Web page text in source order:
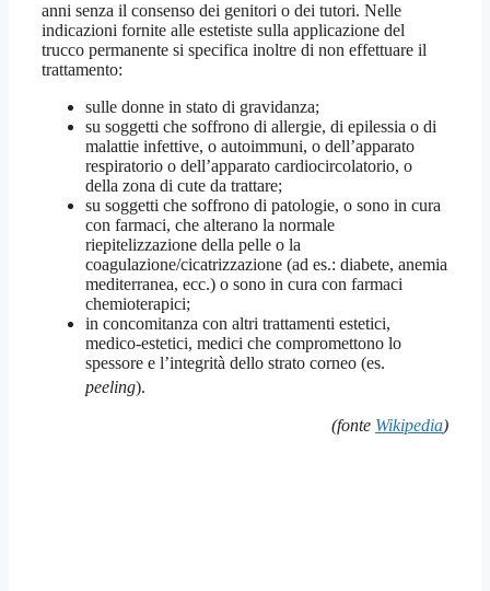
anni senza il consenso dei genitori o dei tutori. Nelle
indicazioni fornite alle estetiste sulla applicazione del
trucco permanente si specifica inoltre di non effettuare il
trattamento:
sulle donne in stato di gravidanza;
su soggetti che soffrono di allergie, di epilessia o di
malattie infettive, o autoimmuni, o dell’apparato
respiratorio o dell’apparato cardiocircolatorio, o
della zona di cute da trattare;
su soggetti che soffrono di patologie, o sono in cura
con farmaci, che alterano la normale
riepitelizzazione della pelle o la
coagulazione/cicatrizzazione (ad es.: diabete, anemia
mediterranea, ecc.) o sono in cura con farmaci
chemioterapici;
in concomitanza con altri trattamenti estetici,
medico-estetici, medici che compromettono lo
spessore e l’integrità dello strato corneo (es.
peeling).
(fonte Wikipedia)